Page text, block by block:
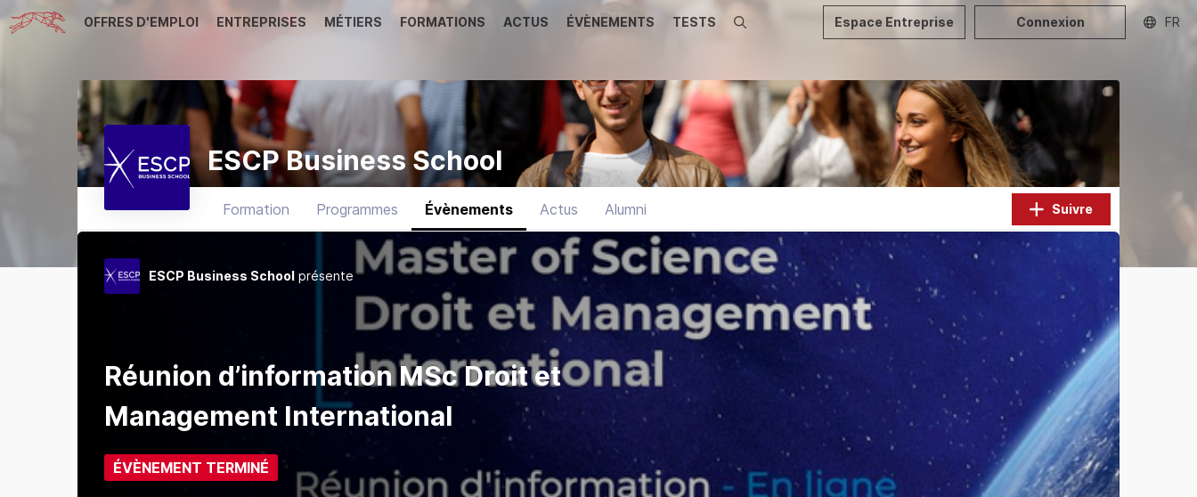
OFFRES D'EMPLOI ENTREPRISES MÉTIERS FORMATIONS ACTUS ÉVÈNEMENTS TESTS Recherche Espace Entreprise Connexion FR
ESCP Business School
Formation Programmes Évènements Actus Alumni Suivre
ESCP Business School présente
Réunion d’information MSc Droit et
Management International
ÉVÈNEMENT TERMINÉ